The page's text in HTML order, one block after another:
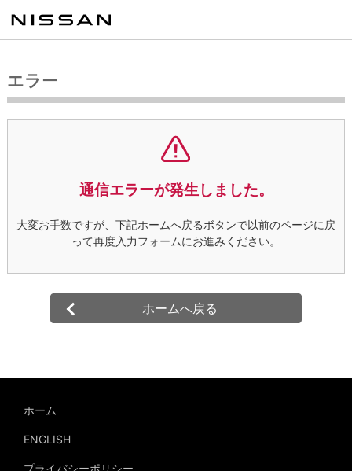
エラー
通信エラーが発生しました。
大変お手数ですが、下記ホームへ戻るボタンで以前のページに戻
って再度入力フォームにお進みください。
ホームへ戻る
ホーム
ENGLISH
プライバシーポリシー